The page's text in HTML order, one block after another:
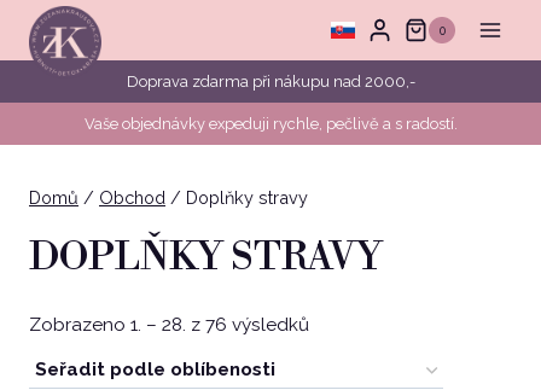
Přeskočit
obsah
0
Doprava zdarma při nákupu nad 2000,-
Vaše objednávky expeduji rychle, pečlivě a s radostí.
Domů / Obchod / Doplňky stravy
DOPLŇKY STRAVY
Zobrazeno 1. – 28. z 76 výsledků